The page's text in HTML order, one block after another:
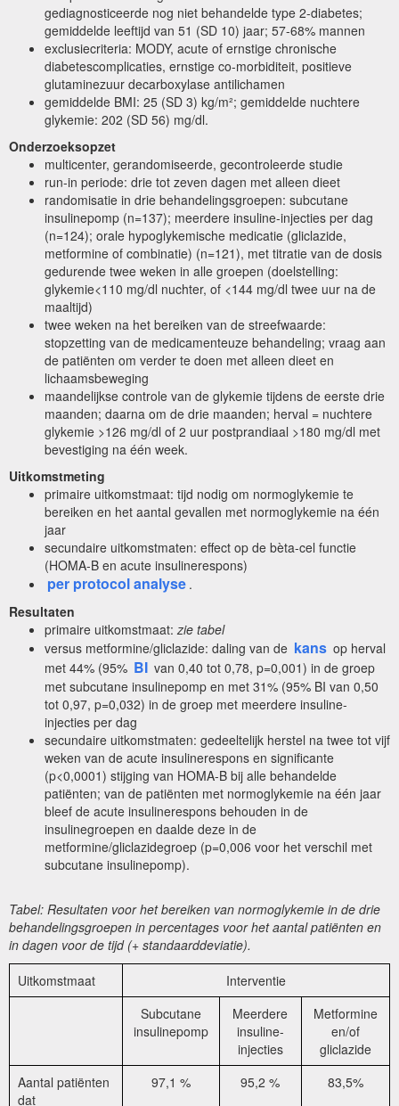
gediagnosticeerde nog niet behandelde type 2-diabetes;
gemiddelde leeftijd van 51 (SD 10) jaar; 57-68% mannen
exclusiecriteria: MODY, acute of ernstige chronische
diabetescomplicaties, ernstige co-morbiditeit, positieve
glutaminezuur decarboxylase antilichamen
gemiddelde BMI: 25 (SD 3) kg/m²; gemiddelde nuchtere
glykemie: 202 (SD 56) mg/dl.
Onderzoeksopzet
multicenter, gerandomiseerde, gecontroleerde studie
run-in periode: drie tot zeven dagen met alleen dieet
randomisatie in drie behandelingsgroepen: subcutane
insulinepomp (n=137); meerdere insuline-injecties per dag
(n=124); orale hypoglykemische medicatie (gliclazide,
metformine of combinatie) (n=121), met titratie van de dosis
gedurende twee weken in alle groepen (doelstelling:
glykemie<110 mg/dl nuchter, of <144 mg/dl twee uur na de
maaltijd)
twee weken na het bereiken van de streefwaarde:
stopzetting van de medicamenteuze behandeling; vraag aan
de patiënten om verder te doen met alleen dieet en
lichaamsbeweging
maandelijkse controle van de glykemie tijdens de eerste drie
maanden; daarna om de drie maanden; herval = nuchtere
glykemie >126 mg/dl of 2 uur postprandiaal >180 mg/dl met
bevestiging na één week.
Uitkomstmeting
primaire uitkomstmaat: tijd nodig om normoglykemie te
bereiken en het aantal gevallen met normoglykemie na één
jaar
secundaire uitkomstmaten: effect op de bèta-cel functie
(HOMA-B en acute insulinerespons)
per protocol analyse .
Resultaten
primaire uitkomstmaat:zie tabel
versus metformine/gliclazide: daling van de kans op herval
met 44% (95% BI van 0,40 tot 0,78, p=0,001) in de groep
met subcutane insulinepomp en met 31% (95% BI van 0,50
tot 0,97, p=0,032) in de groep met meerdere insuline-
injecties per dag
secundaire uitkomstmaten: gedeeltelijk herstel na twee tot vijf
weken van de acute insulinerespons en significante
(p<0,0001) stijging van HOMA-B bij alle behandelde
patiënten; van de patiënten met normoglykemie na één jaar
bleef de acute insulinerespons behouden in de
insulinegroepen en daalde deze in de
metformine/gliclazidegroep (p=0,006 voor het verschil met
subcutane insulinepomp).
Tabel: Resultaten voor het bereiken van normoglykemie in de drie
behandelingsgroepen in percentages voor het aantal patiënten en
in dagen voor de tijd (+ standaarddeviatie).
Uitkomstmaat
Interventie
Subcutane
insulinepomp
Meerdere
insuline-
injecties
Metformine
en/of
gliclazide
Aantal patiënten
dat
97,1 % 95,2 % 83,5%